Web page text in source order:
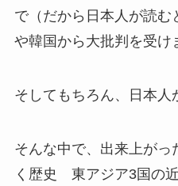
で（だから日本人が読む
や韓国から大批判を受け
そしてもちろん、日本人
そんな中で、出来上がっ
く歴史 東アジア3国の